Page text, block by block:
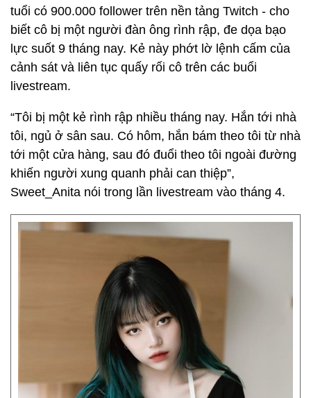
tuổi có 900.000 follower trên nền tảng Twitch - cho
biết cô bị một người đàn ông rình rập, đe dọa bạo
lực suốt 9 tháng nay. Kẻ này phớt lờ lệnh cấm của
cảnh sát và liên tục quấy rối cô trên các buổi
livestream.
“Tôi bị một kẻ rình rập nhiều tháng nay. Hắn tới nhà
tôi, ngủ ở sân sau. Có hôm, hắn bám theo tôi từ nhà
tới một cửa hàng, sau đó đuổi theo tôi ngoài đường
khiến người xung quanh phải can thiệp”,
Sweet_Anita nói trong lần livestream vào tháng 4.